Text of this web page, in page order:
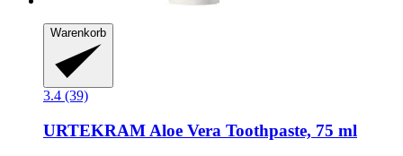
Warenkorb
3.4 (39)
URTEKRAM Aloe Vera Toothpaste, 75 ml